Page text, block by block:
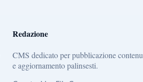
Redazione
CMS dedicato per pubblicazione
e aggiornamento palinsesti.